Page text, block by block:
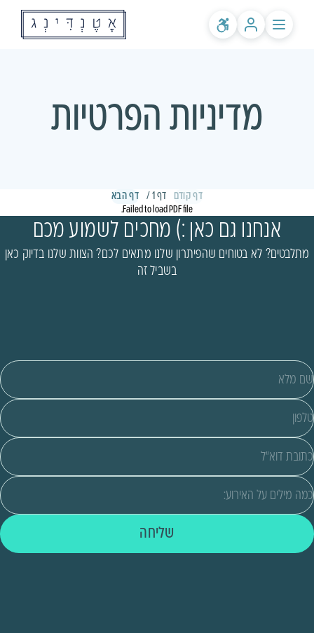
לאולמות ומפיקים
מדיניות הפרטיות
דף קודם דף 1 / דף הבא
Failed to load PDF file.
אנחנו גם כאן :) מחכים לשמוע מכם
מתלבטים? לא בטוחים שהפיתרון שלנו מתאים לכם? הצוות שלנו בדיוק כאן
בשביל זה
שליחה